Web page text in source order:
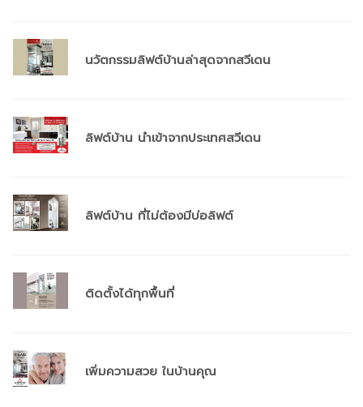
นวัตกรรมลิฟต์บ้านล่าสุดจากสวีเดน
ลิฟต์บ้าน นำเข้าจากประเทศสวีเดน
ลิฟต์บ้าน ที่ไม่ต้องมีบ่อลิฟต์
ติดตั้งได้ทุกพื้นที่
เพิ่มความสวย ในบ้านคุณ